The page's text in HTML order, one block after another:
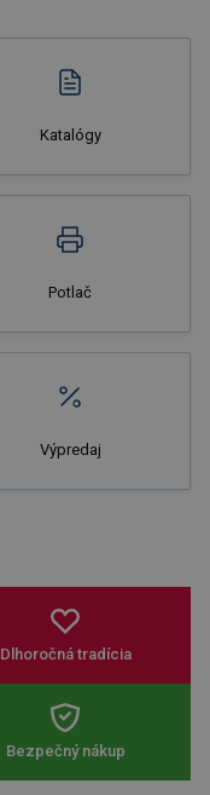
Katalógy
Potlač
Výpredaj
Dlhoročná tradícia
Bezpečný nákup